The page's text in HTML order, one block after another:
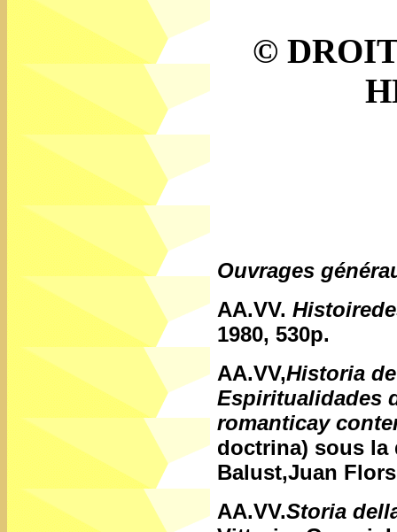
©
Ouvrages
AA.VV.
1980, 530p.
AA.VV,Historia
Espiritualidades
romanticay
doctrina) sous la
Balust,Juan
AA.VV.Storia